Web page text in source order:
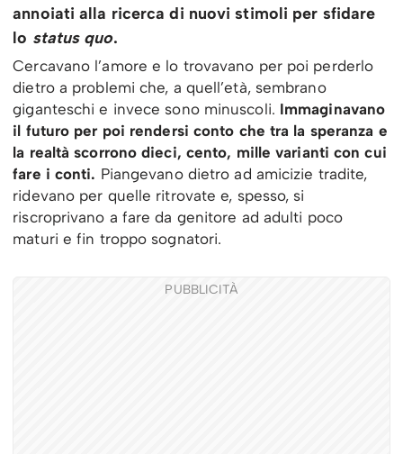
annoiati alla ricerca di nuovi stimoli per sfidare
lo status quo.
Cercavano l’amore e lo trovavano per poi perderlo
dietro a problemi che, a quell’età, sembrano
giganteschi e invece sono minuscoli. Immaginavano
il futuro per poi rendersi conto che tra la speranza e
la realtà scorrono dieci, cento, mille varianti con cui
fare i conti. Piangevano dietro ad amicizie tradite,
ridevano per quelle ritrovate e, spesso, si
riscroprivano a fare da genitore ad adulti poco
maturi e fin troppo sognatori.
PUBBLICITÀ